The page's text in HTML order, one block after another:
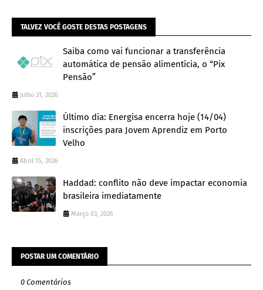
TALVEZ VOCÊ GOSTE DESTAS POSTAGENS
Saiba como vai funcionar a transferência
automática de pensão alimentícia, o “Pix
Pensão”
Julho 31, 2026
Último dia: Energisa encerra hoje (14/04)
inscrições para Jovem Aprendiz em Porto
Velho
Abril 15, 2026
Haddad: conflito não deve impactar economia
brasileira imediatamente
Março 03, 2026
POSTAR UM COMENTÁRIO
0 Comentários